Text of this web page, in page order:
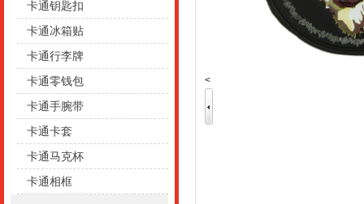
卡通钥匙扣
卡通冰箱贴
卡通行李牌
卡通零钱包
卡通手腕带
卡通卡套
卡通马克杯
卡通相框
<